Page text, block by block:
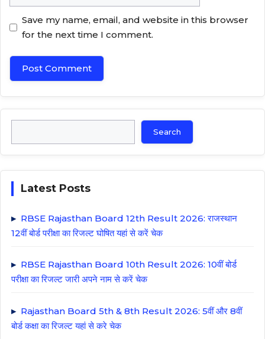
Save my name, email, and website in this browser
for the next time I comment.
Search
Latest Posts
RBSE Rajasthan Board 12th Result 2026: राजस्थान
12वीं बोर्ड परीक्षा का रिजल्ट घोषित यहां से करें चेक
RBSE Rajasthan Board 10th Result 2026: 10वीं बोर्ड
परीक्षा का रिजल्ट जारी अपने नाम से करें चेक
Rajasthan Board 5th & 8th Result 2026: 5वीं और 8वीं
बोर्ड कक्षा का रिजल्ट यहां से करे चेक